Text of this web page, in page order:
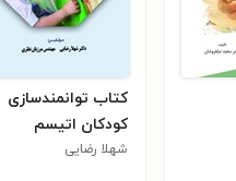
کتاب توانمندسازی
کودکان اتیسم
شهلا رضایی